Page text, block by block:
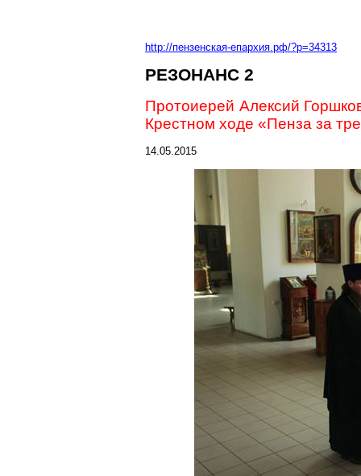
http://пензенская-епархия.рф/?p=34313
РЕЗОНАНС 2
Протоиерей Алексий
Крестном ходе «Пенза за
14.05.2015